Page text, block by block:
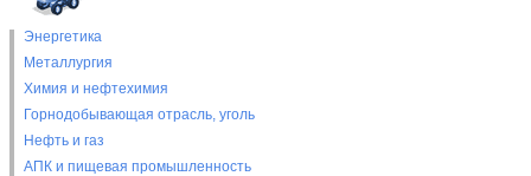
Энергетика
Металлургия
Химия и нефтехимия
Горнодобывающая отрасль, уголь
Нефть и газ
АПК и пищевая промышленность